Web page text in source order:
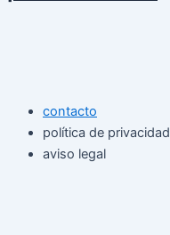
contacto
política de privacidad
aviso legal